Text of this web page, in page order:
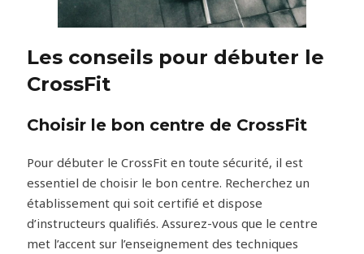
Les conseils pour débuter le
CrossFit
Choisir le bon centre de CrossFit
Pour débuter le CrossFit en toute sécurité, il est
essentiel de choisir le bon centre. Recherchez un
établissement qui soit certifié et dispose
d’instructeurs qualifiés. Assurez-vous que le centre
met l’accent sur l’enseignement des techniques